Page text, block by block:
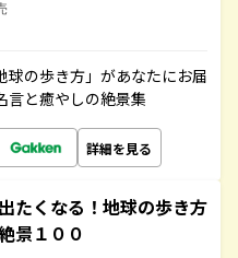
の歩き方」があなたにお届
言と癒やしの絶景集
詳細を見る
たくなる！地球の歩き方
景１００